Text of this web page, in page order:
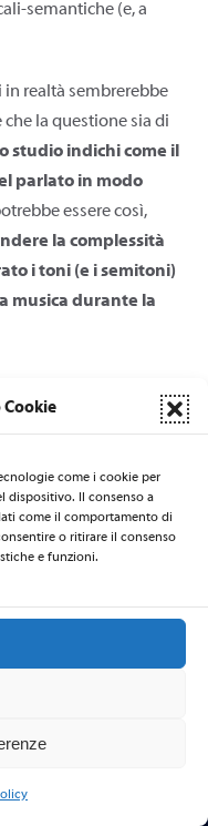
Cookie
come i cookie per
dispositivo. Il consenso a
come il comportamento di
o ritirare il consenso
e funzioni.
semantiche (e, a
realtà sembrerebbe
la questione sia di
studio indichi come il
parlato in modo
essere così,
la complessità
i toni (e i semitoni)
musica durante la
È AFFIDATA AL CSB
Bambini- via Nicolò de